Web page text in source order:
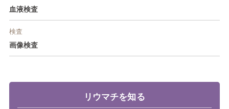
血液検査
検査
画像検査
リウマチを知る